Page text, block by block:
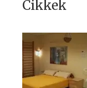
Cikkek